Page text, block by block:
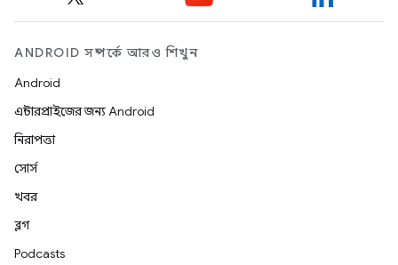
ANDROID সম্পর্কে আরও শিখুন
Android
এন্টারপ্রাইজের জন্য Android
নিরাপত্তা
সোর্স
খবর
ব্লগ
Podcasts